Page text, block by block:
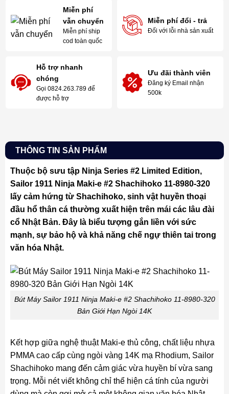
Miễn phí
vẫn chuyển
Miễn phí ship
cod toàn quốc
Miễn phí đổi - trả
Đối với lỗi nhà sản xuất
Hỗ trợ nhanh
chóng
Gọi 0824.263.789 để
được hỗ trợ
Ưu đãi thành viên
Đăng ký Email nhận
500k
THÔNG TIN SẢN PHẨM
Thuộc bộ sưu tập Ninja Series #2 Limited Edition,
Sailor 1911 Ninja Maki-e #2 Shachihoko 11-8980-320
lấy cảm hứng từ Shachihoko, sinh vật huyền thoại
đầu hổ thân cá thường xuất hiện trên mái các lâu đài
cổ Nhật Bản. Đây là biểu tượng gắn liền với sức
mạnh, sự bảo hộ và khả năng chế ngự thiên tai trong
văn hóa Nhật.
Bút Máy Sailor 1911 Ninja Maki-e #2 Shachihoko 11-8980-320
Bản Giới Hạn Ngòi 14K
Kết hợp giữa nghệ thuật Maki-e thủ công, chất liệu nhựa
PMMA cao cấp cùng ngòi vàng 14K mạ Rhodium, Sailor
Shachihoko mang đến cảm giác vừa huyền bí vừa sang
trọng. Mỗi nét viết không chỉ thể hiện cá tính của người